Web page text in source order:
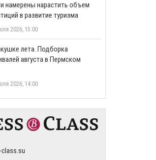
намерены нарастить объем
в развитие туризма
2026, 15:00
лета. Подборка
августа в Пермском
2026, 14:00